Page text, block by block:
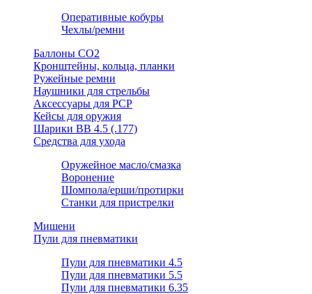
Оперативные кобуры
Чехлы/ремни
Баллоны СО2
Кронштейны, кольца, планки
Ружейные ремни
Наушники для стрельбы
Аксессуары для PCP
Кейсы для оружия
Шарики ВВ 4.5 (.177)
Средства для ухода
Оружейное масло/смазка
Воронение
Шомпола/ерши/протирки
Станки для пристрелки
Мишени
Пули для пневматики
Пули для пневматики 4.5
Пули для пневматики 5.5
Пули для пневматики 6.35